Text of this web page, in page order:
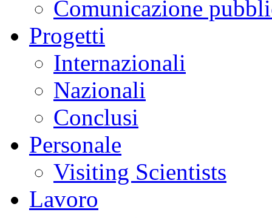
Comunicazione
Progetti
Internazionali
Nazionali
Conclusi
Personale
Visiting Scientists
Lavoro